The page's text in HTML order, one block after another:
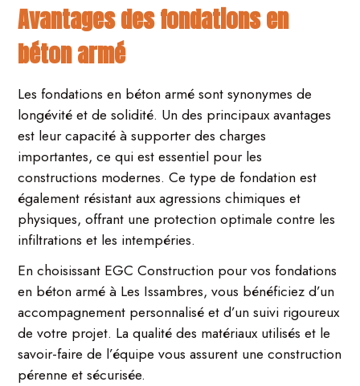
Avantages des fondations en
béton armé
Les fondations en béton armé sont synonymes de
longévité et de solidité. Un des principaux avantages
est leur capacité à supporter des charges
importantes, ce qui est essentiel pour les
constructions modernes. Ce type de fondation est
également résistant aux agressions chimiques et
physiques, offrant une protection optimale contre les
infiltrations et les intempéries.
En choisissant EGC Construction pour vos fondations
en béton armé à Les Issambres, vous bénéficiez d’un
accompagnement personnalisé et d’un suivi rigoureux
de votre projet. La qualité des matériaux utilisés et le
savoir-faire de l’équipe vous assurent une construction
pérenne et sécurisée.